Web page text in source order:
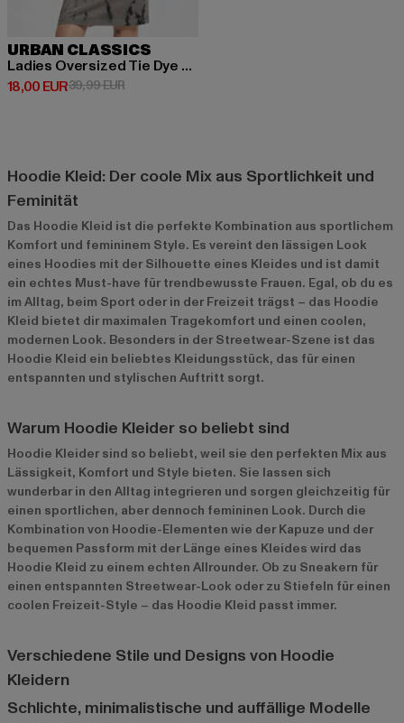
URBAN CLASSICS
Ladies Oversized Tie Dye Hoody
18,00 EUR
Derzeitiger Preis: 18,00 EUR
39,99 EURAktionspreis: 39,99 EUR
Hoodie Kleid: Der coole Mix aus Sportlichkeit und
Feminität
Das Hoodie Kleid ist die perfekte Kombination aus sportlichem
Komfort und femininem Style. Es vereint den lässigen Look
eines Hoodies mit der Silhouette eines Kleides und ist damit
ein echtes Must-have für trendbewusste Frauen. Egal, ob du es
im Alltag, beim Sport oder in der Freizeit trägst – das Hoodie
Kleid bietet dir maximalen Tragekomfort und einen coolen,
modernen Look. Besonders in der Streetwear-Szene ist das
Hoodie Kleid ein beliebtes Kleidungsstück, das für einen
entspannten und stylischen Auftritt sorgt.
Warum Hoodie Kleider so beliebt sind
Hoodie Kleider sind so beliebt, weil sie den perfekten Mix aus
Lässigkeit, Komfort und Style bieten. Sie lassen sich
wunderbar in den Alltag integrieren und sorgen gleichzeitig für
einen sportlichen, aber dennoch femininen Look. Durch die
Kombination von Hoodie-Elementen wie der Kapuze und der
bequemen Passform mit der Länge eines Kleides wird das
Hoodie Kleid zu einem echten Allrounder. Ob zu Sneakern für
einen entspannten Streetwear-Look oder zu Stiefeln für einen
coolen Freizeit-Style – das Hoodie Kleid passt immer.
Verschiedene Stile und Designs von Hoodie
Kleidern
Schlichte, minimalistische und auffällige Modelle